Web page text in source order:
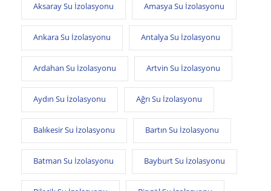
Aksaray Su İzolasyonu Amasya Su İzolasyonu
Ankara Su İzolasyonu Antalya Su İzolasyonu
Ardahan Su İzolasyonu Artvin Su İzolasyonu
Aydın Su İzolasyonu Ağrı Su İzolasyonu
Balıkesir Su İzolasyonu Bartın Su İzolasyonu
Batman Su İzolasyonu Bayburt Su İzolasyonu